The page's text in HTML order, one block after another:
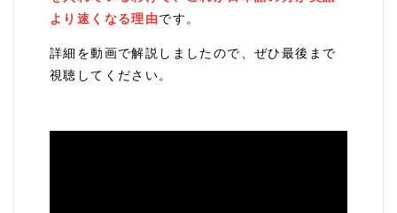
より速くなる理由です。
詳細を動画で解説しましたので、ぜひ最後まで
視聴してください。